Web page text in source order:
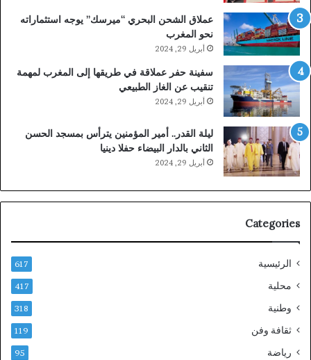
عملاق الشحن البحري “ميرسك” يوجه استثماراته
نحو المغرب
أبريل 29, 2024
سفينة حفر عملاقة في طريقها إلى المغرب لمهمة
تنقيب عن الغاز الطبيعي
أبريل 29, 2024
ليلة القدر.. أمير المؤمنين يترأس بمسجد الحسن
الثاني بالدار البيضاء حفلا دينيا
أبريل 29, 2024
Categories
الرئيسية 617
محلية 417
وطنية 318
ثقافة وفن 119
رياضة 95